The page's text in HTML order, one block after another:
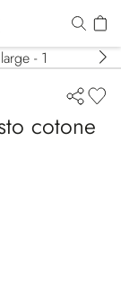
cotone